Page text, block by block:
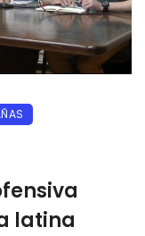
latina